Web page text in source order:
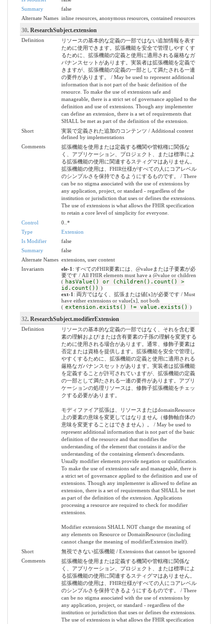
Summary
false
Alternate Names inline resources, anonymous resources, contained resources
30. ResearchSubject.extension
Definition
リソースの基本的な定義の一部ではない追加情報を表す
ために使用できます。拡張機能を安全で管理しやすくす
るために、拡張機能の定義と使用に適用される厳格なガ
バナンスセットがあります。実装者は拡張機能を定義で
きますが、拡張機能の定義の一部として満たされる一連
の要件があります。 / May be used to represent additional
information that is not part of the basic definition of the
resource. To make the use of extensions safe and
manageable, there is a strict set of governance applied to the
definition and use of extensions. Though any implementer
can define an extension, there is a set of requirements that
SHALL be met as part of the definition of the extension.
Short
実装で定義された追加のコンテンツ / Additional content
defined by implementations
Comments
拡張機能を使用または定義する機関や管轄権に関係な
く、アプリケーション、プロジェクト、または標準によ
る拡張機能の使用に関連するスティグマはありません。
拡張機能の使用は、FHIR仕様がすべての人にコアレベル
のシンプルさを保持できるようにするものです。 / There
can be no stigma associated with the use of extensions by
any application, project, or standard - regardless of the
institution or jurisdiction that uses or defines the extensions.
The use of extensions is what allows the FHIR specification
to retain a core level of simplicity for everyone.
Control
0..*
Type
Extension
Is Modifier
false
Summary
false
Alternate Names extensions, user content
Invariants
ele-1 : すべてのFHIR要素には、@valueまたは子要素が必
要です / All FHIR elements must have a @value or children
( hasValue() or (children().count() >
id.count()) )
ext-1 : 両方ではなく、拡張または値[x]が必要です / Must
have either extensions or value[x], not both
( extension.exists() != value.exists() )
32. ResearchSubject.modifierExtension
Definition
リソースの基本的な定義の一部ではなく、それを含む要
素の理解および/または含有要素の子孫の理解を変更する
ために使用される場合があります。通常、修飾子要素は
否定または資格を提供します。拡張機能を安全で管理し
やすくするために、拡張機能の定義と使用に適用される
厳格なガバナンスセットがあります。実装者は拡張機能
を定義することが許可されていますが、拡張機能の定義
の一部として満たされる一連の要件があります。アプリ
ケーションの処理リソースは、修飾子拡張機能をチェッ
クする必要があります。
モディファイア拡張は、リソースまたはdomainResource
上の要素の意味を変更してはなりません（修飾軸自体の
意味を変更することはできません）。 / May be used to
represent additional information that is not part of the basic
definition of the resource and that modifies the
understanding of the element that contains it and/or the
understanding of the containing element's descendants.
Usually modifier elements provide negation or qualification.
To make the use of extensions safe and manageable, there is
a strict set of governance applied to the definition and use of
extensions. Though any implementer is allowed to define an
extension, there is a set of requirements that SHALL be met
as part of the definition of the extension. Applications
processing a resource are required to check for modifier
extensions.
Modifier extensions SHALL NOT change the meaning of
any elements on Resource or DomainResource (including
cannot change the meaning of modifierExtension itself).
Short
無視できない拡張機能 / Extensions that cannot be ignored
Comments
拡張機能を使用または定義する機関や管轄権に関係な
く、アプリケーション、プロジェクト、または標準によ
る拡張機能の使用に関連するスティグマはありません。
拡張機能の使用は、FHIR仕様がすべての人にコアレベル
のシンプルさを保持できるようにするものです。 / There
can be no stigma associated with the use of extensions by
any application, project, or standard - regardless of the
institution or jurisdiction that uses or defines the extensions.
The use of extensions is what allows the FHIR specification